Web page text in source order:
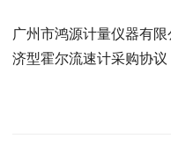
广州市鸿源计量仪器有
济型霍尔流速计采购协议